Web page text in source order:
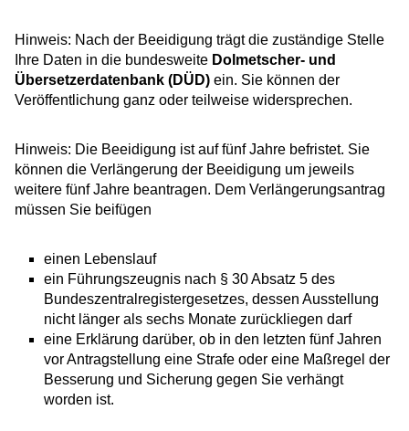
Hinweis: Nach der Beeidigung trägt die zuständige Stelle
Ihre Daten in die bundesweite Dolmetscher- und
Übersetzerdatenbank (DÜD) ein. Sie können der
Veröffentlichung ganz oder teilweise widersprechen.
Hinweis: Die Beeidigung ist auf fünf Jahre befristet. Sie
können die Verlängerung der Beeidigung um jeweils
weitere fünf Jahre beantragen. Dem Verlängerungsantrag
müssen Sie beifügen
einen Lebenslauf
ein Führungszeugnis nach § 30 Absatz 5 des
Bundeszentralregistergesetzes, dessen Ausstellung
nicht länger als sechs Monate zurückliegen darf
eine Erklärung darüber, ob in den letzten fünf Jahren
vor Antragstellung eine Strafe oder eine Maßregel der
Besserung und Sicherung gegen Sie verhängt
worden ist.